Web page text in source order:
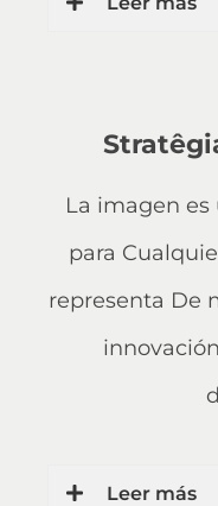
La imagen
para
representa De
Leer más